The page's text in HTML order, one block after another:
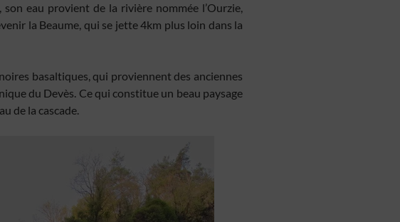
eau provient de la rivière nommée l’Ourzie,
la Beaume, qui se jette 4km plus loin dans la
noires basaltiques, qui proviennent des anciennes
du Devès. Ce qui constitue un beau paysage
de la cascade.